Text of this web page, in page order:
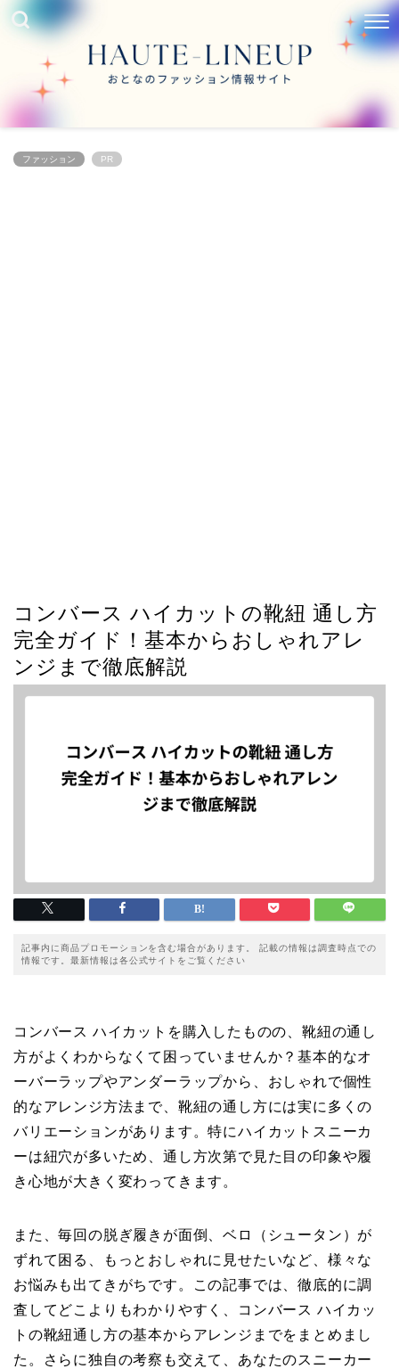
ファッション PR
コンバース ハイカットの靴紐 通し方
完全ガイド！基本からおしゃれアレ
ンジまで徹底解説
記事内に商品プロモーションを含む場合があります。 記載の情報は調査時点での
情報です。最新情報は各公式サイトをご覧ください
コンバース ハイカットを購入したものの、靴紐の通し
方がよくわからなくて困っていませんか？基本的なオ
ーバーラップやアンダーラップから、おしゃれで個性
的なアレンジ方法まで、靴紐の通し方には実に多くの
バリエーションがあります。特にハイカットスニーカ
ーは紐穴が多いため、通し方次第で見た目の印象や履
き心地が大きく変わってきます。
また、毎回の脱ぎ履きが面倒、ベロ（シュータン）が
ずれて困る、もっとおしゃれに見せたいなど、様々な
お悩みも出てきがちです。この記事では、徹底的に調
査してどこよりもわかりやすく、コンバース ハイカッ
トの靴紐通し方の基本からアレンジまでをまとめまし
た。さらに独自の考察も交えて、あなたのスニーカー